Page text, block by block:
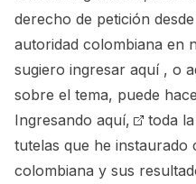
derecho de petición
autoridad colombiana en
sugiero ingresar aquí, o
sobre el tema, puede
Ingresando aquí,
toda
tutelas que he instaurado
colombiana y sus